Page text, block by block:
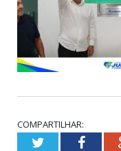
COMPARTILHAR:
Twitter